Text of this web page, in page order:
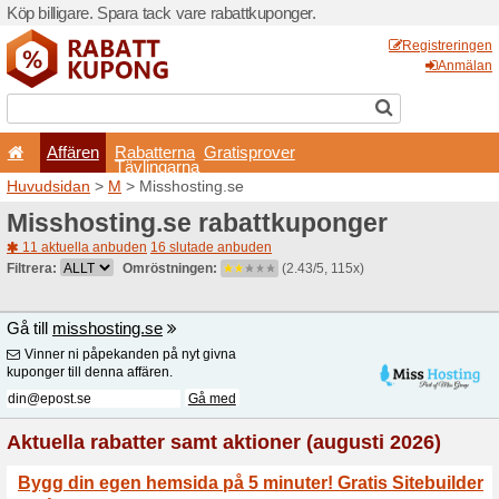
Köp billigare. Spara tack
Affären Rabatterna
Tävlingarna
Huvudsidan > M >